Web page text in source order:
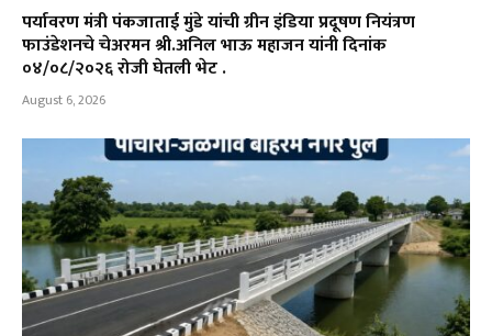
पर्यावरण मंत्री पंकजाताई मुंडे यांची ग्रीन इंडिया प्रदूषण नियंत्रण
फाउंडेशनचे चेअरमन श्री.अनिल भाऊ महाजन यांनी दिनांक
०४/०८/२०२६ रोजी घेतली भेट .
August 6, 2026